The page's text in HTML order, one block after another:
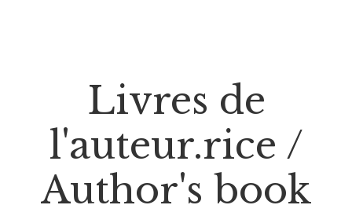
Livres de
l'auteur.rice /
Author's book